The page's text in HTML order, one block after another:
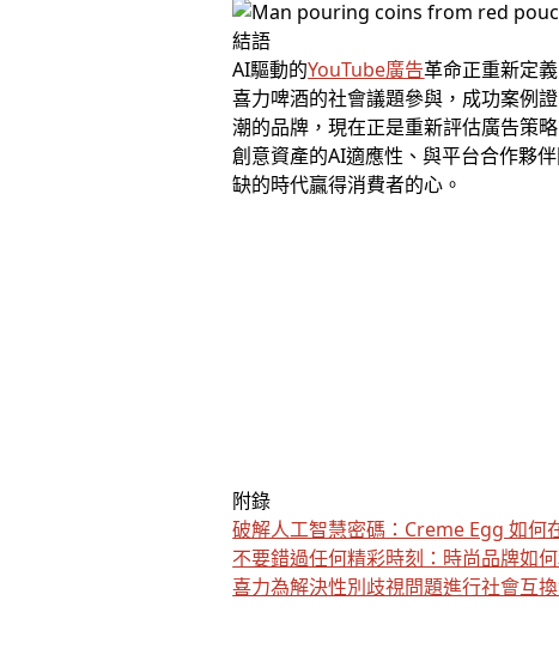
結語
AI驅動的YouTube廣告革命正重新定
喜力啤酒的社會議題參與，成功案例
潮的品牌，現在正是重新評估廣告策
創意資產的AI適應性、與平台合作夥
缺的時代贏得消費者的心。
附錄
破解人工智慧密碼：Creme Egg 如何
不要錯過任何精彩時刻：時尚品牌如
喜力為解決性別歧視問題進行社會互